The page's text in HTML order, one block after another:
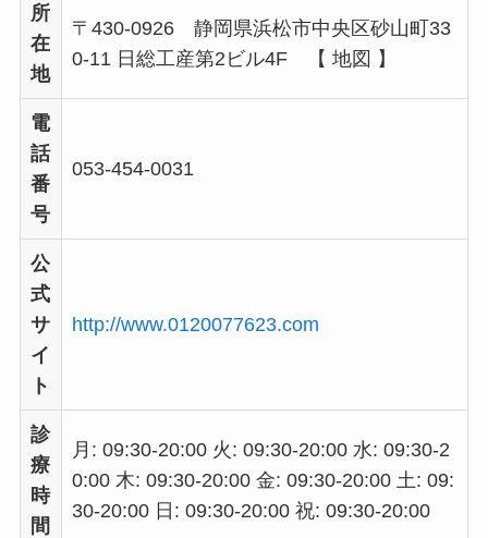
所
在
地
〒430-0926 静岡県浜松市中央区砂山町33
0-11 日総工産第2ビル4F 【 地図 】
電
話
番
号
053-454-0031
公
式
サ
イ
ト
http://www.0120077623.com
診
療
時
間
月: 09:30-20:00 火: 09:30-20:00 水: 09:30-2
0:00 木: 09:30-20:00 金: 09:30-20:00 土: 09:
30-20:00 日: 09:30-20:00 祝: 09:30-20:00